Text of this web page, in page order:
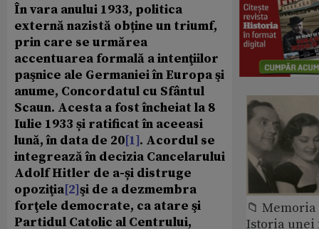
În vara anului 1933, politica
externă nazistă obține un triumf,
prin care se urmărea
accentuarea formală a intenţiilor
paşnice ale Germaniei în Europa şi
anume, Concordatul cu Sfântul
Scaun. Acesta a fost încheiat la 8
Iulie 1933 și ratificat în aceeasi
lună, în data de 20[1]. Acordul se
integrează în decizia Cancelarului
Adolf Hitler de a-și distruge
opoziţia[2]şi de a dezmembra
forţele democrate, ca atare şi
Partidul Catolic al Centrului,
📁
Istoria